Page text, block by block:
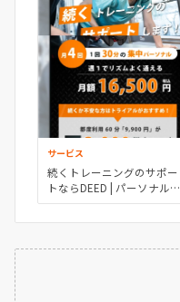
サービス
続くトレーニングのサポー
トならDEED | パーソナルト
レーニングジムのDEED